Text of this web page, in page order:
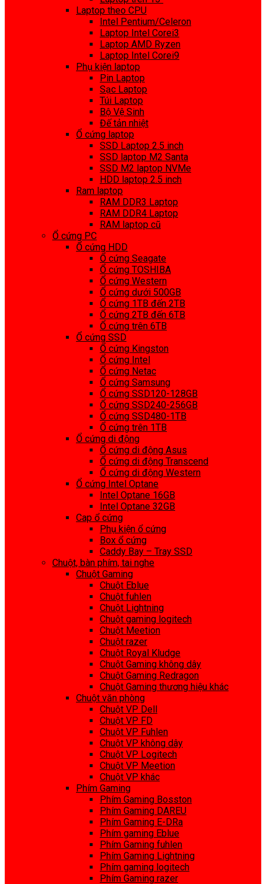
Laptop theo CPU
Intel Pentium/Celeron
Laptop Intel Corei3
Laptop AMD Ryzen
Laptop Intel Corei9
Phụ kiện laptop
Pin Laptop
Sạc Laptop
Túi Laptop
Bộ Vệ Sinh
Đế tản nhiệt
Ổ cứng laptop
SSD Laptop 2.5 inch
SSD laptop M2 Santa
SSD M2 laptop NVMe
HDD laptop 2.5 inch
Ram laptop
RAM DDR3 Laptop
RAM DDR4 Laptop
RAM laptop cũ
Ổ cứng PC
Ổ cứng HDD
Ổ cứng Seagate
Ổ cứng TOSHIBA
Ổ cứng Western
Ổ cứng dưới 500GB
Ổ cứng 1TB đến 2TB
Ổ cứng 2TB đến 6TB
Ổ cứng trên 6TB
Ổ cứng SSD
Ổ cứng Kingston
Ổ cứng Intel
Ổ cứng Netac
Ổ cứng Samsung
Ổ cứng SSD120-128GB
Ổ cứng SSD240-256GB
Ổ cứng SSD480-1TB
Ổ cứng trên 1TB
Ổ cứng di động
Ổ cứng di động Asus
Ổ cứng di động Transcend
Ổ cứng di động Western
Ổ cứng Intel Optane
Intel Optane 16GB
Intel Optane 32GB
Cap ổ cứng
Phụ kiện ổ cứng
Box ổ cứng
Caddy Bay – Tray SSD
Chuột, bàn phím, tai nghe
Chuột Gaming
Chuột Eblue
Chuột fuhlen
Chuột Lightning
Chuột gaming logitech
Chuột Meetion
Chuột razer
Chuột Royal Kludge
Chuột Gaming không dây
Chuột Gaming Redragon
Chuột Gaming thương hiệu khác
Chuột văn phòng
Chuột VP Dell
Chuột VP FD
Chuột VP Fuhlen
Chuột VP không dây
Chuột VP Logitech
Chuột VP Meetion
Chuột VP khác
Phím Gaming
Phím Gaming Bosston
Phím Gaming DAREU
Phím Gaming E-DRa
Phím gaming Eblue
Phím Gaming fuhlen
Phím Gaming Lightning
Phím gaming logitech
Phím Gaming razer